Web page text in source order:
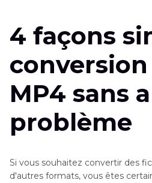
4 façons
conversion
MP4 sans
problème
Si vous souhaitez convertir des
d'autres formats, vous êtes